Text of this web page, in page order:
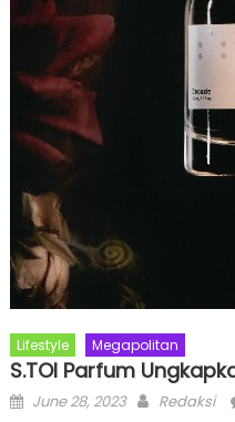
Lifestyle Megapolitan
S.TOI Parfum
Posted
June 28, 2023 Author
Redaksi